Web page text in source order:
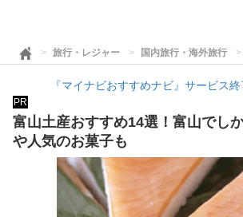
旅行・レジャー 国内旅行・海外旅行
『マイナビおすすめナビ』サービス
PR
富山土産おすすめ14選！富山でし
や人気のお菓子も